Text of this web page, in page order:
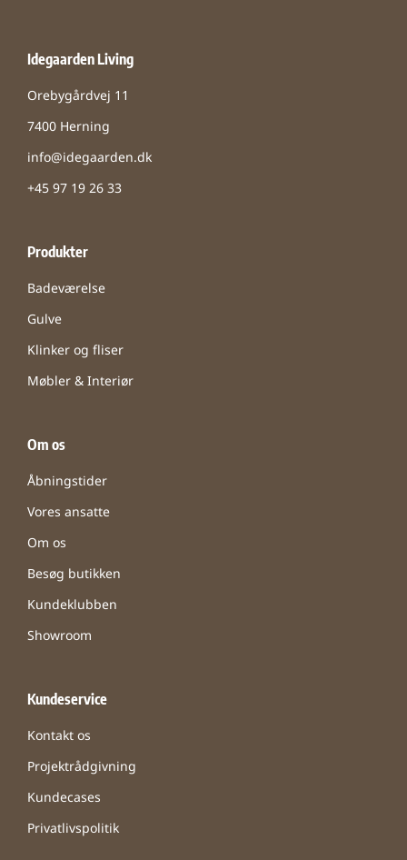
Idegaarden Living
Orebygårdvej 11
7400 Herning
info@idegaarden.dk
+45 97 19 26 33
Produkter
Badeværelse
Gulve
Klinker og fliser
Møbler & Interiør
Om os
Åbningstider
Vores ansatte
Om os
Besøg butikken
Kundeklubben
Showroom
Kundeservice
Kontakt os
Projektrådgivning
Kundecases
Privatlivspolitik